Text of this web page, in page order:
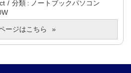
分類
ノートブックパソコン
ージはこちら